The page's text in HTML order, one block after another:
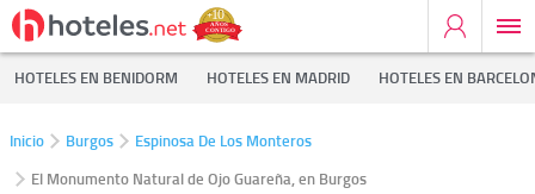
HOTELES EN BENIDORM HOTELES EN MADRID HOTELES EN
Inicio Burgos
Espinosa De Los Monteros
El Monumento Natural de Ojo Guareña, en Burgos